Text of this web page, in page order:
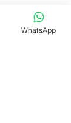
WhatsApp